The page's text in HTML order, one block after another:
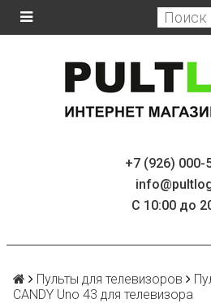
+7 (926) 000-
С 10:00 до
Пульты для телевизоров
CANDY Uno 43 для телевизора